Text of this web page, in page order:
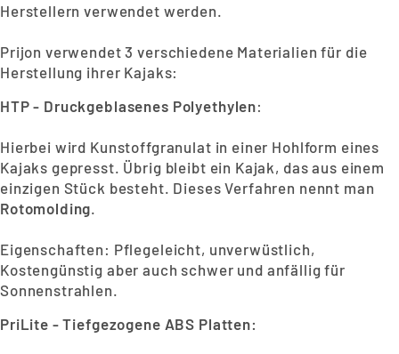
Herstellern verwendet werden.
Prijon verwendet 3 verschiedene Materialien für die
Herstellung ihrer Kajaks:
HTP - Druckgeblasenes Polyethylen:
Hierbei wird Kunstoffgranulat in einer Hohlform eines
Kajaks gepresst. Übrig bleibt ein Kajak, das aus einem
einzigen Stück besteht. Dieses Verfahren nennt man
Rotomolding
Eigenschaften: Pflegeleicht, unverwüstlich,
Kostengünstig aber auch schwer und anfällig für
Sonnenstrahlen.
PriLite - Tiefgezogene ABS Platten: